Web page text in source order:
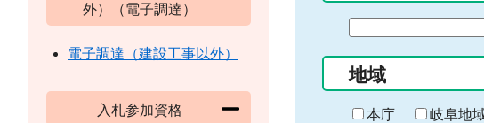
の
始
ま
地域
本庁 岐阜地
外）（電子調達）
電子調達（建設工事以外）
入札参加資格